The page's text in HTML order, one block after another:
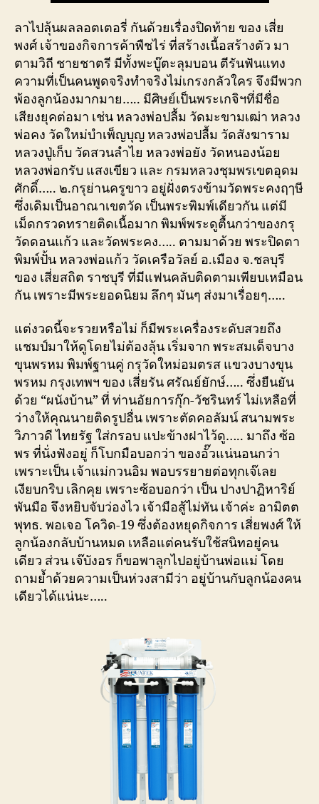
ลาไปลุ้นผลลอตเตอรี่ กันด้วยเรื่องปิดท้าย ของ เสี่ย
พงศ์ เจ้าของกิจการค้าพืชไร่ ที่สร้างเนื้อสร้างตัว มา
ตามวิถี ชายชาตรี มีทั้งพะบู๊ตะลุมบอน ตีรันฟันแทง
ความที่เป็นคนพูดจริงทำจริงไม่เกรงกลัวใคร จึงมีพวก
พ้องลูกน้องมากมาย….. มีศิษย์เป็นพระเกจิฯที่มีชื่อ
เสียงยุคต่อมา เช่น หลวงพ่อปลื้ม วัดมะขามเฒ่า หลวง
พ่อคง วัดใหม่บำเพ็ญบุญ หลวงพ่อปลื้ม วัดสังฆาราม
หลวงปู่เก็บ วัดสวนลำไย หลวงพ่อยัง วัดหนองน้อย
หลวงพ่อกรับ แสงเขียว และ กรมหลวงชุมพรเขตอุดม
ศักดิ์….. ๒.กรุย่านครูขาว อยู่ฝั่งตรงข้ามวัดพระคงฤๅษี
ซึ่งเดิมเป็นอาณาเขตวัด เป็นพระพิมพ์เดียวกัน แต่มี
เม็ดกรวดทรายติดเนื้อมาก พิมพ์พระดูตื้นกว่าของกรุ
วัดดอนแก้ว และวัดพระคง….. ตามมาด้วย พระปิดตา
พิมพ์ปั้น หลวงพ่อแก้ว วัดเครือวัลย์ อ.เมือง จ.ชลบุรี
ของ เสี่ยสถิต ราชบุรี ที่มีแฟนคลับติดตามเพียบเหมือน
กัน เพราะมีพระยอดนิยม ลึกๆ มันๆ ส่งมาเรื่อยๆ…..
แต่งวดนี้จะรวยหรือไม่ ก็มีพระเครื่องระดับสวยถึง
แชมป์มาให้ดูโดยไม่ต้องลุ้น เริ่มจาก พระสมเด็จบาง
ขุนพรหม พิมพ์ฐานคู่ กรุวัดใหม่อมตรส แขวงบางขุน
พรหม กรุงเทพฯ ของ เสี่ยรัน ศรัณย์ยักษ์….. ซึ่งยืนยัน
ด้วย “ผนังบ้าน” ที่ ท่านอัยการกุ๊ก-วัชรินทร์ ไม่เหลือที่
ว่างให้คุณนายติดรูปอื่น เพราะตัดคอลัมน์ สนามพระ
วิภาวดี ไทยรัฐ ใส่กรอบ แปะข้างฝาไว้ดู….. มาถึง ซ้อ
พร ที่นั่งฟังอยู่ ก็โบกมือบอกว่า ของอั๊วแน่นอนกว่า
เพราะเป็น เจ้าแม่กวนอิม พอบรรยายต่อทุกเจ๊เลย
เงียบกริบ เลิกคุย เพราะซ้อบอกว่า เป็น ปางปาฏิหาริย์
พันมือ จึงหยิบจับว่องไว เจ้ามือสู้ไม่ทัน เจ้าค่ะ อามิตต
พุทธ. พอเจอ โควิด-19 ซึ่งต้องหยุดกิจการ เสี่ยพงศ์ ให้
ลูกน้องกลับบ้านหมด เหลือแต่คนรับใช้สนิทอยู่คน
เดียว ส่วน เจ๊บังอร ก็ขอพาลูกไปอยู่บ้านพ่อแม่ โดย
ถามย้ำด้วยความเป็นห่วงสามีว่า อยู่บ้านกับลูกน้องคน
เดียวได้แน่นะ…..